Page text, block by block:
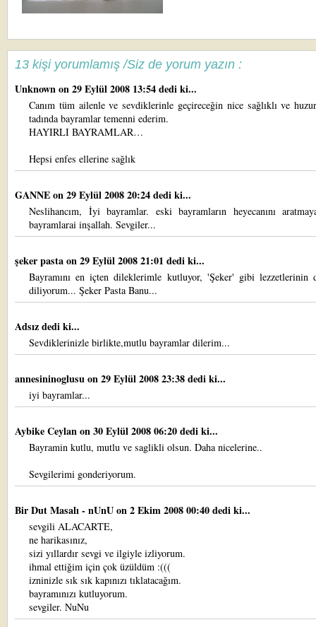
13 kişi yorumlamış /Siz de yorum yazın :
Unknownon 29 Eylül 2008 13:54 dedi ki...
Canım tüm ailenle ve sevdiklerinle geçireceğin nice sağlıklı ve
tadında bayramlar temenni ederim.
HAYIRLI BAYRAMLAR…
Hepsi enfes ellerine sağlık
GANNEon 29 Eylül 2008 20:24 dedi ki...
Neslihancım, İyi bayramlar. eski bayramların heyecanını
bayramlarai inşallah. Sevgiler...
şeker pastaon 29 Eylül 2008 21:01 dedi ki...
Bayramını en içten dileklerimle kutluyor, 'Şeker' gibi lezzetlerinin
diliyorum... Şeker Pasta Banu...
Adsız dedi ki...
Sevdiklerinizle birlikte,mutlu bayramlar dilerim...
annesininoglusuon 29 Eylül 2008 23:38 dedi ki...
iyi bayramlar...
Aybike Ceylanon 30 Eylül 2008 06:20 dedi ki...
Bayramin kutlu, mutlu ve saglikli olsun. Daha nicelerine..
Sevgilerimi gonderiyorum.
Bir Dut Masalı - nUnUon 2 Ekim 2008 00:40 dedi ki...
sevgili ALACARTE,
ne harikasınız,
sizi yıllardır sevgi ve ilgiyle izliyorum.
ihmal ettiğim için çok üzüldüm :(((
izninizle sık sık kapınızı tıklatacağım.
bayramınızı kutluyorum.
sevgiler. NuNu